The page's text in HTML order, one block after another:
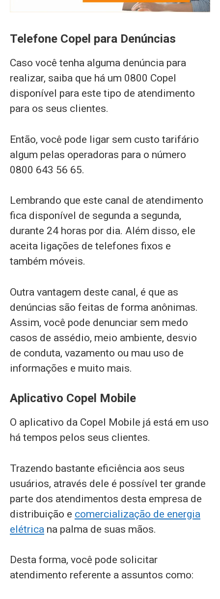
Telefone Copel para Denúncias
Caso você tenha alguma denúncia para
realizar, saiba que há um 0800 Copel
disponível para este tipo de atendimento
para os seus clientes.
Então, você pode ligar sem custo tarifário
algum pelas operadoras para o número
0800 643 56 65.
Lembrando que este canal de atendimento
fica disponível de segunda a segunda,
durante 24 horas por dia. Além disso, ele
aceita ligações de telefones fixos e
também móveis.
Outra vantagem deste canal, é que as
denúncias são feitas de forma anônimas.
Assim, você pode denunciar sem medo
casos de assédio, meio ambiente, desvio
de conduta, vazamento ou mau uso de
informações e muito mais.
Aplicativo Copel Mobile
O aplicativo da Copel Mobile já está em uso
há tempos pelos seus clientes.
Trazendo bastante eficiência aos seus
usuários, através dele é possível ter grande
parte dos atendimentos desta empresa de
distribuição e comercialização de energia
elétrica na palma de suas mãos.
Desta forma, você pode solicitar
atendimento referente a assuntos como: